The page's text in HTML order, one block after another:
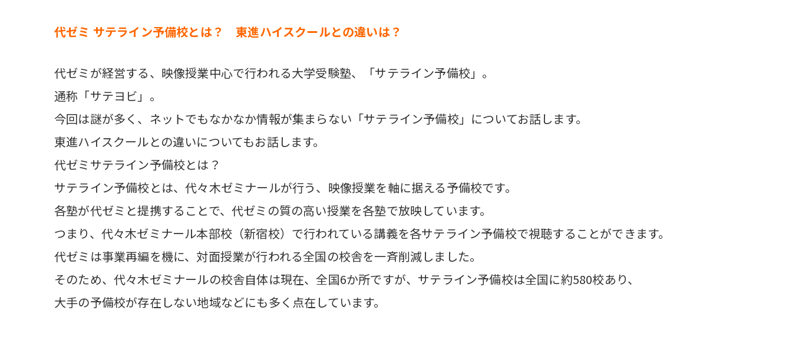
代ゼミ サテライン予備校とは？ 東進ハイスクールとの違いは？
代ゼミが経営する、映像授業中心で行われる大学受験塾、「サテライン予備校」。
通称「サテヨビ」。
今回は謎が多く、ネットでもなかなか情報が集まらない「サテライン予備校」についてお話します。
東進ハイスクールとの違いについてもお話します。
代ゼミサテライン予備校とは？
サテライン予備校とは、代々木ゼミナールが行う、映像授業を軸に据える予備校です。
各塾が代ゼミと提携することで、代ゼミの質の高い授業を各塾で放映しています。
つまり、代々木ゼミナール本部校（新宿校）で行われている講義を各サテライン予備校で視聴することができます。
代ゼミは事業再編を機に、対面授業が行われる全国の校舎を一斉削減しました。
そのため、代々木ゼミナールの校舎自体は現在、全国6か所ですが、サテライン予備校は全国に約580校あり、
大手の予備校が存在しない地域などにも多く点在しています。